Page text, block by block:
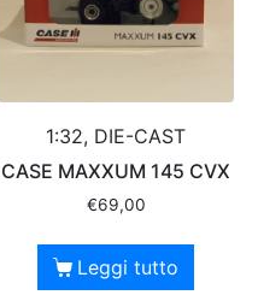
1:32, DIE-CAST
CASE MAXXUM 145 CVX
€69,00
Leggi tutto